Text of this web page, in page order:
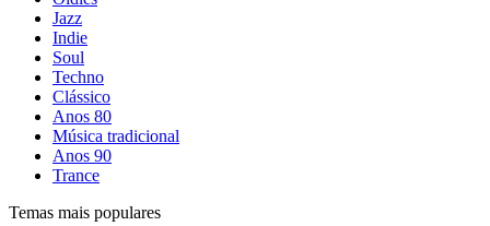
Jazz
Indie
Soul
Techno
Clássico
Anos 80
Música tradicional
Anos 90
Trance
Temas mais populares